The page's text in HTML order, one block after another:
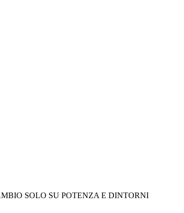
SOLO SU POTENZA E DINTORNI